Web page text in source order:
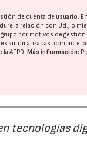
de cuenta de usuario.
la relación con Ud., o
por motivos de gestión
automatizadas: contacte
laAEPD. Más información:
tecnologías